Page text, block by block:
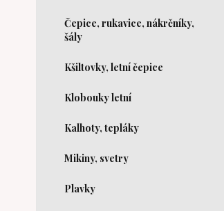
Čepice, rukavice, nákrčníky,
šály
Kšiltovky, letní čepice
Klobouky letní
Kalhoty, tepláky
Mikiny, svetry
Plavky